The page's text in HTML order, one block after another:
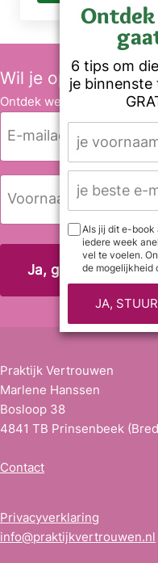
Wil je op de
Ontdek wekelijks leuke
m
l
a
a
m
Praktijk Vertrouwen
Marlene Hanssen
Bosloop 38
4841 TB Prinsenbeek
Contact
Privacyverklaring
info@praktijkvertrouwen.nl
6 tips om
je binnenste
Als jij dit e-book
iedere week
vel te voelen.
de mogelijkheid